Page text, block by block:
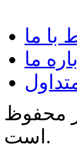
با ما
ما
محفوظ
است.